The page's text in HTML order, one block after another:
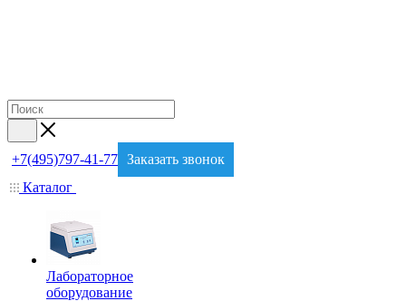
+7(495)797-41-77 Заказать звонок
Каталог
Лабораторное
оборудование